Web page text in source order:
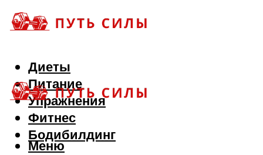
Диеты
Питание
Упражнения
Фитнес
Бодибилдинг
Меню